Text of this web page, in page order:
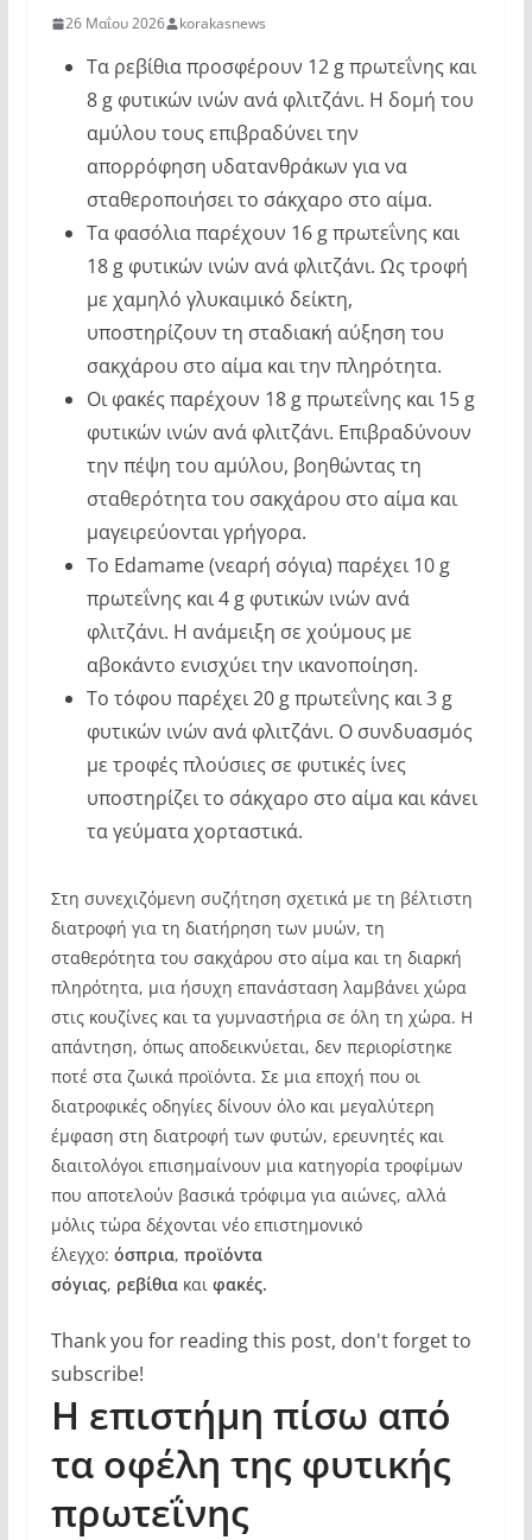
26 Μαΐου 2026 korakasnews
Τα ρεβίθια προσφέρουν 12 g πρωτεΐνης και
8 g φυτικών ινών ανά φλιτζάνι. Η δομή του
αμύλου τους επιβραδύνει την
απορρόφηση υδατανθράκων για να
σταθεροποιήσει το σάκχαρο στο αίμα.
Τα φασόλια παρέχουν 16 g πρωτεΐνης και
18 g φυτικών ινών ανά φλιτζάνι. Ως τροφή
με χαμηλό γλυκαιμικό δείκτη,
υποστηρίζουν τη σταδιακή αύξηση του
σακχάρου στο αίμα και την πληρότητα.
Οι φακές παρέχουν 18 g πρωτεΐνης και 15 g
φυτικών ινών ανά φλιτζάνι. Επιβραδύνουν
την πέψη του αμύλου, βοηθώντας τη
σταθερότητα του σακχάρου στο αίμα και
μαγειρεύονται γρήγορα.
Το Edamame (νεαρή σόγια) παρέχει 10 g
πρωτεΐνης και 4 g φυτικών ινών ανά
φλιτζάνι. Η ανάμειξη σε χούμους με
αβοκάντο ενισχύει την ικανοποίηση.
Το τόφου παρέχει 20 g πρωτεΐνης και 3 g
φυτικών ινών ανά φλιτζάνι. Ο συνδυασμός
με τροφές πλούσιες σε φυτικές ίνες
υποστηρίζει το σάκχαρο στο αίμα και κάνει
τα γεύματα χορταστικά.
Στη συνεχιζόμενη συζήτηση σχετικά με τη βέλτιστη
διατροφή για τη διατήρηση των μυών, τη
σταθερότητα του σακχάρου στο αίμα και τη διαρκή
πληρότητα, μια ήσυχη επανάσταση λαμβάνει χώρα
στις κουζίνες και τα γυμναστήρια σε όλη τη χώρα. Η
απάντηση, όπως αποδεικνύεται, δεν περιορίστηκε
ποτέ στα ζωικά προϊόντα. Σε μια εποχή που οι
διατροφικές οδηγίες δίνουν όλο και μεγαλύτερη
έμφαση στη διατροφή των φυτών, ερευνητές και
διαιτολόγοι επισημαίνουν μια κατηγορία τροφίμων
που αποτελούν βασικά τρόφιμα για αιώνες, αλλά
μόλις τώρα δέχονται νέο επιστημονικό
έλεγχο: όσπρια, προϊόντα
σόγιας, ρεβίθιακαι φακές.
Thank you for reading this post, don't forget to
subscribe!
Η επιστήμη πίσω από
τα οφέλη της φυτικής
πρωτεΐνης